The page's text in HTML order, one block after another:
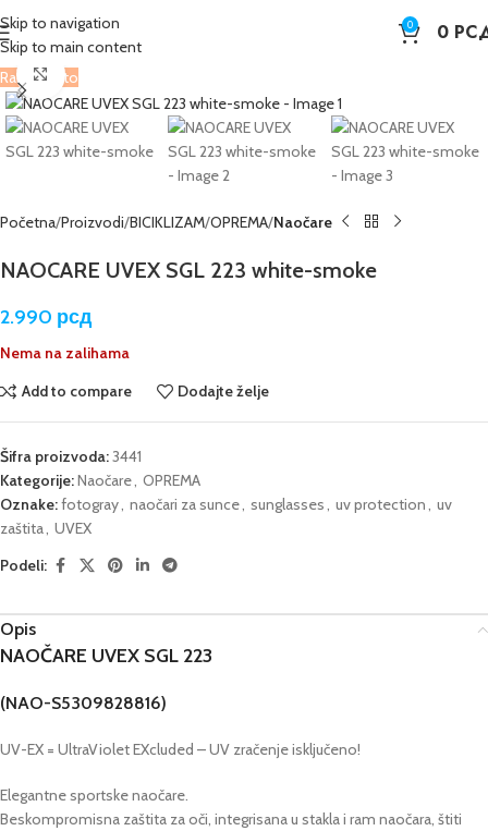
Skip to navigation
Skip to main content
0 0
RasprodatoKliknite da poveća sliku
Početna Proizvodi BICIKLIZAM OPREMA Naočare
NAOCARE UVEX SGL 223 white-smoke
2.990 рсд
Nema na zalihama
Add to compare
Dodajte želje
Šifra proizvoda:3441
Kategorije:Naočare OPREMA
Oznake:fotogray naočari za sunce sunglasses uv protection
uv
zaštita UVEX
Podeli:
Opis
NAOČARE UVEX SGL 223
(NAO-S5309828816)
UV-EX = UltraViolet EXcluded – UV zračenje isključeno!
Elegantne sportske naočare.
Beskompromisna zaštita za oči, integrisana u stakla i ram naočara, štiti